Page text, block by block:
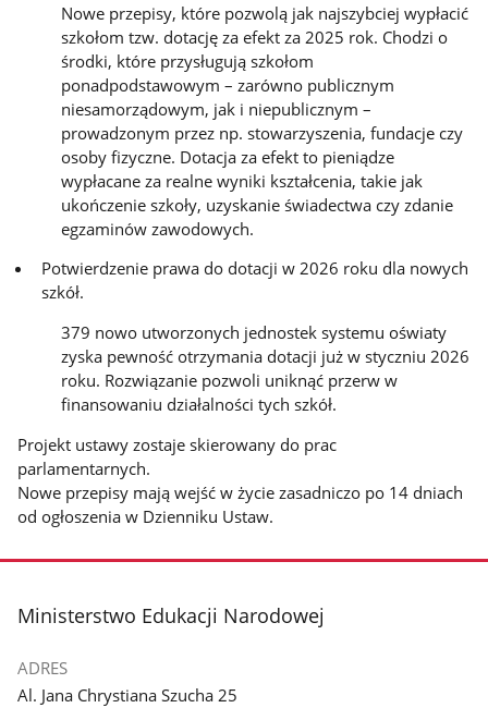
Nowe przepisy, które pozwolą jak najszybciej wypłacić
szkołom tzw. dotację za efekt za 2025 rok. Chodzi o
środki, które przysługują szkołom
ponadpodstawowym – zarówno publicznym
niesamorządowym, jak i niepublicznym –
prowadzonym przez np. stowarzyszenia, fundacje czy
osoby fizyczne. Dotacja za efekt to pieniądze
wypłacane za realne wyniki kształcenia, takie jak
ukończenie szkoły, uzyskanie świadectwa czy zdanie
egzaminów zawodowych.
Potwierdzenie prawa do dotacji w 2026 roku dla nowych
szkół.
379 nowo utworzonych jednostek systemu oświaty
zyska pewność otrzymania dotacji już w styczniu 2026
roku. Rozwiązanie pozwoli uniknąć przerw w
finansowaniu działalności tych szkół.
Projekt ustawy zostaje skierowany do prac
parlamentarnych.
Nowe przepisy mają wejść w życie zasadniczo po 14 dniach
od ogłoszenia w Dzienniku Ustaw.
stopka
Ministerstwo Edukacji Narodowej
ADRES
Al. Jana Chrystiana Szucha 25